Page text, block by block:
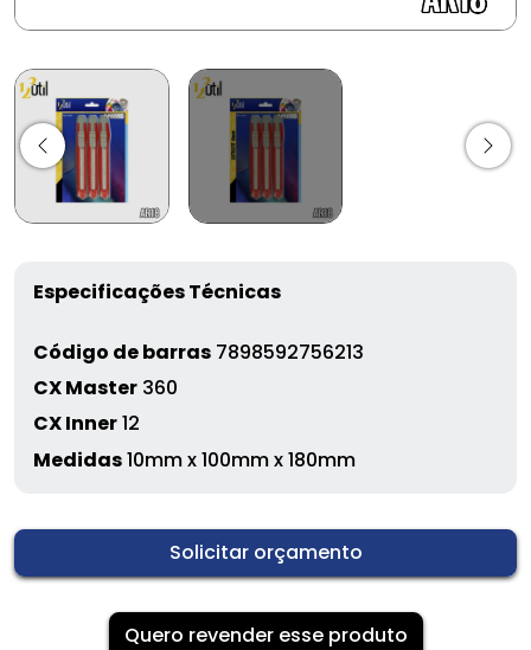
Especificações Técnicas
Código de barras 7898592756213
CX Master 360
CX Inner12
Medidas10mm x 100mm x 180mm
Solicitar orçamento
Quero revender esse produto